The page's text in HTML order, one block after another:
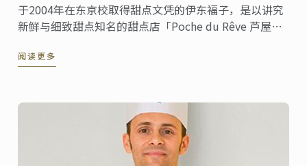
于2004年在东京校取得甜点文凭的伊东福子，是以讲究
新鲜与细致甜点知名的甜点店「Poche du Rêve 芦屋」
阅读更多